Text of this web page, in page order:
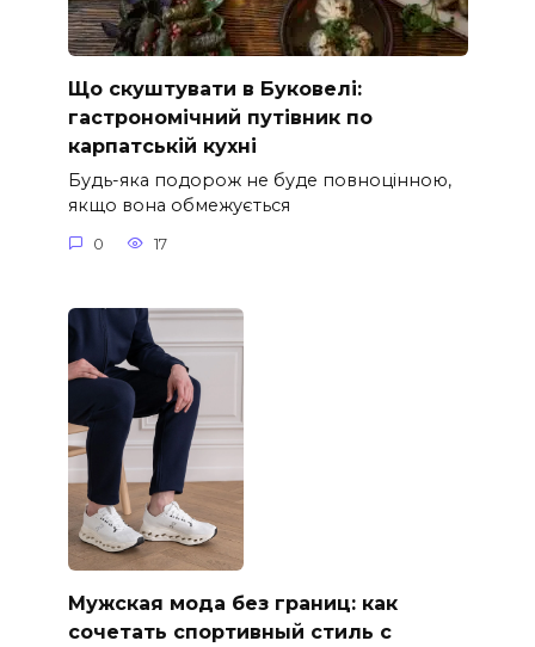
Що скуштувати в Буковелі:
гастрономічний путівник по
карпатській кухні
Будь-яка подорож не буде повноцінною,
якщо вона обмежується
0 17
Мужская мода без границ: как
сочетать спортивный стиль с